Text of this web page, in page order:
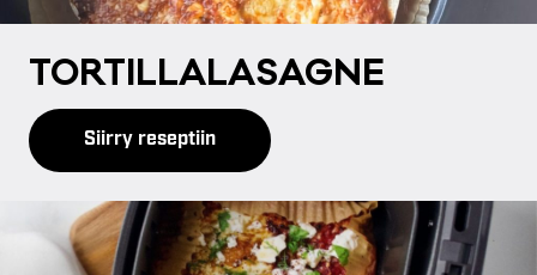
TOR­TIL­LA­LA­SAG­NE
Siirry reseptiin